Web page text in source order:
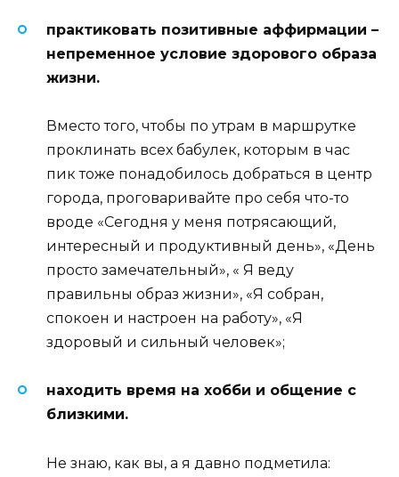
практиковать позитивные аффирмации –
непременное условие здорового образа
жизни.
Вместо того, чтобы по утрам в маршрутке
проклинать всех бабулек, которым в час
пик тоже понадобилось добраться в центр
города, проговаривайте про себя что-то
вроде «Сегодня у меня потрясающий,
интересный и продуктивный день», «День
просто замечательный», « Я веду
правильны образ жизни», «Я собран,
спокоен и настроен на работу», «Я
здоровый и сильный человек»;
находить время на хобби и общение с
близкими.
Не знаю, как вы, а я давно подметила: